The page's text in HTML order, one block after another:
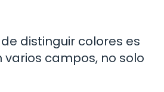
distinguir colores es
campos, no solo